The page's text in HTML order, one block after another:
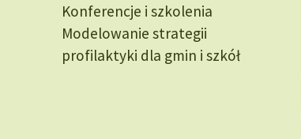
Konferencje i szkolenia
Modelowanie strategii
profilaktyki dla gmin i szkół